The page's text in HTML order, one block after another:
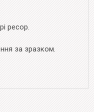
ресор.
за зразком.